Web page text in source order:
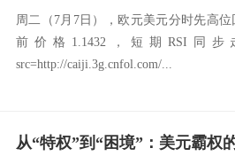
周二（7月7日），欧元美元分时先高
前价格1.1432，短期RSI同
src=http://caiji.3g.cnfol.com/...
从“特权”到“困境”：美元霸权